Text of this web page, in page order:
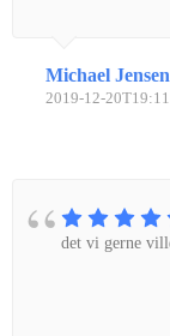
Michael Jensen
2019-12-
det vi gerne